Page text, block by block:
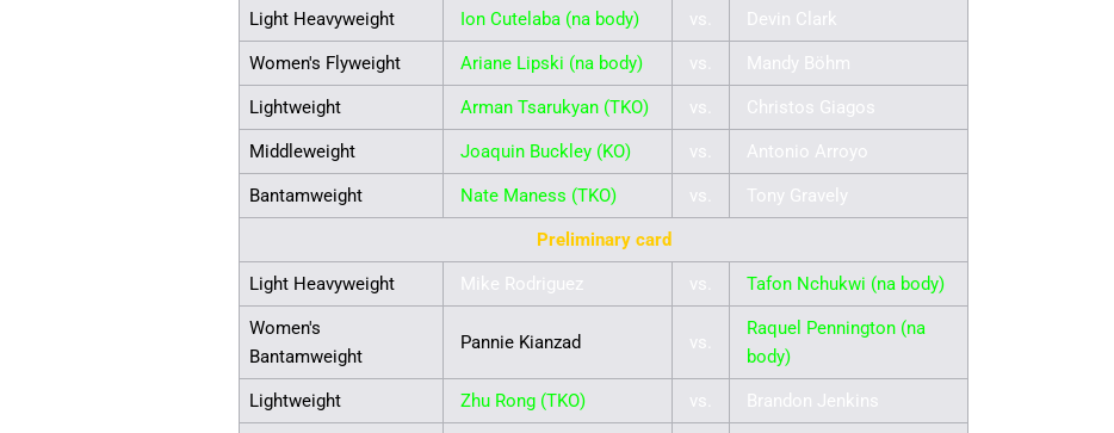
Light Heavyweight Ion Cutelaba (na body) vs. Devin Clark
Women's Flyweight Ariane Lipski (na body) vs. Mandy Böhm
Lightweight Arman Tsarukyan (TKO) vs. Christos Giagos
Middleweight Joaquin Buckley (KO) vs. Antonio Arroyo
Bantamweight Nate Maness (TKO) vs. Tony Gravely
Preliminary card
Light Heavyweight Mike Rodriguez vs. Tafon Nchukwi (na body)
Women's
Bantamweight
Pannie Kianzad vs.
Raquel Pennington (na
body)
Lightweight Zhu Rong (TKO) vs. Brandon Jenkins